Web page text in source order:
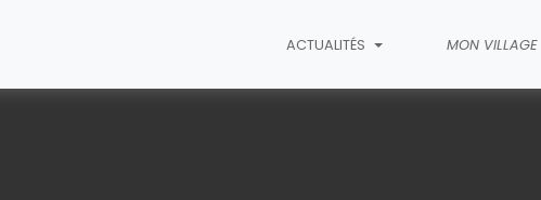
ACTUALITÉS MON VILLAGE